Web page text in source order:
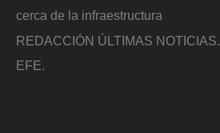
cerca de la infraestructura
REDACCIÓN ÚLTIMAS NOTICIAS.
EFE.